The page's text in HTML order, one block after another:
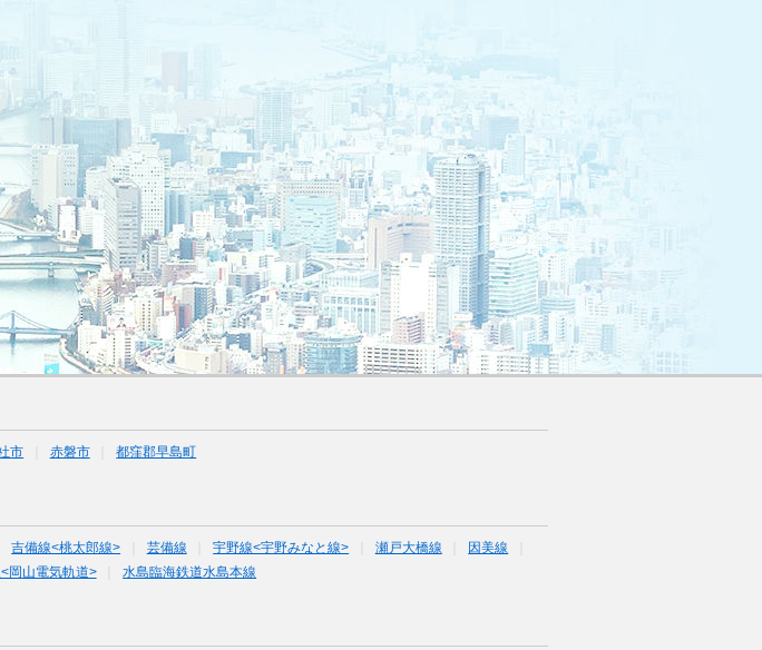
市 赤磐市 都窪郡早島町
吉備線<桃太郎線> 芸備線 宇野線<宇野みなと線> 瀬戸大橋線
因美線
岡山電気軌道> 水島臨海鉄道水島本線